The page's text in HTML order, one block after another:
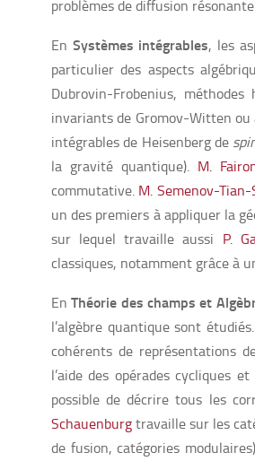
problèmes de diffusion
En Systèmes intégrables, les
particulier des aspects
Dubrovin-Frobenius,
invariants de Gromov-Witten ou
intégrables de Heisenberg de
la gravité quantique). M.
commutative. M. Semenov-
un des premiers à appliquer la
sur lequel travaille aussi P.
classiques, notamment grâce à
En Théorie des champs et
l’algèbre quantique sont étudiés.
cohérents de représentations
l’aide des opérades cycliques
possible de décrire tous les
Schauenburgtravaille sur les
de fusion, catégories